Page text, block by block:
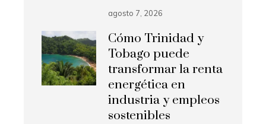
agosto 7, 2026
Cómo Trinidad y
Tobago puede
transformar la renta
energética en
industria y empleos
sostenibles